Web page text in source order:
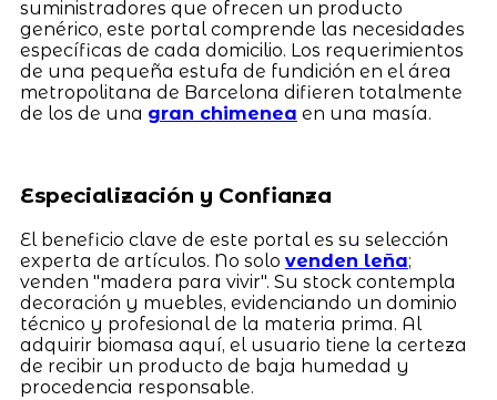
suministradores que ofrecen un producto
genérico, este portal comprende las necesidades
específicas de cada domicilio. Los requerimientos
de una pequeña estufa de fundición en el área
metropolitana de Barcelona difieren totalmente
de los de una gran chimenea en una masía.
Especialización y Confianza
El beneficio clave de este portal es su selección
experta de artículos. No solo venden leña;
venden "madera para vivir". Su stock contempla
decoración y muebles, evidenciando un dominio
técnico y profesional de la materia prima. Al
adquirir biomasa aquí, el usuario tiene la certeza
de recibir un producto de baja humedad y
procedencia responsable.